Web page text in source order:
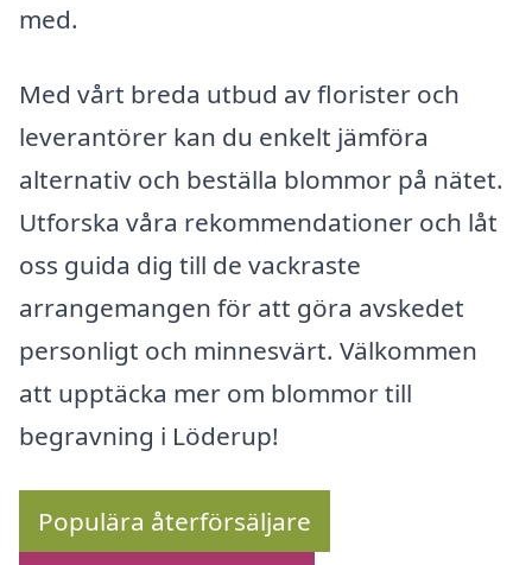
med.
Med vårt breda utbud av florister och
leverantörer kan du enkelt jämföra
alternativ och beställa blommor på nätet.
Utforska våra rekommendationer och låt
oss guida dig till de vackraste
arrangemangen för att göra avskedet
personligt och minnesvärt. Välkommen
att upptäcka mer om blommor till
begravning i Löderup!
Populära återförsäljare